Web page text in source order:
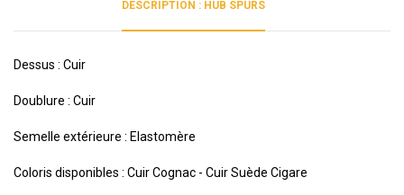
DESCRIPTION : HUB SPURS
Dessus : Cuir
Doublure : Cuir
Semelle extérieure : Elastomère
Coloris disponibles : Cuir Cognac - Cuir Suède Cigare